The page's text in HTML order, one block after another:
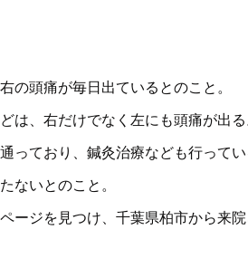
の頭痛が毎日出ているとのこと。
は、右だけでなく左にも頭痛が出る
っており、鍼灸治療なども行って
ないとのこと。
ージを見つけ、千葉県柏市から来院